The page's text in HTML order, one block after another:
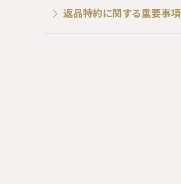
返品特約に関する重要事項